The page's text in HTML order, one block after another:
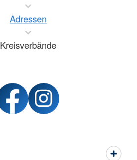
Adressen
Kreisverbände